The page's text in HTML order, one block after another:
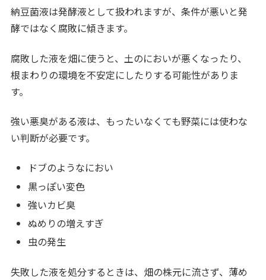
納豆菌液は発酵液として扱われますが、条件が悪いと発
酵ではなく腐敗に傾きます。
腐敗した液を畑に使うと、土のにおいが悪くなったり、
根まわりの環境を不安定にしたりする可能性がありま
す。
強い悪臭がある液は、もったいなくても野菜には使わな
い判断が必要です。
ドブのようなにおい
黒っぽい変色
強いカビ臭
ぬめりの増えすぎ
虫の発生
失敗した液を処分するときは、畑の株元に流さず、薄め